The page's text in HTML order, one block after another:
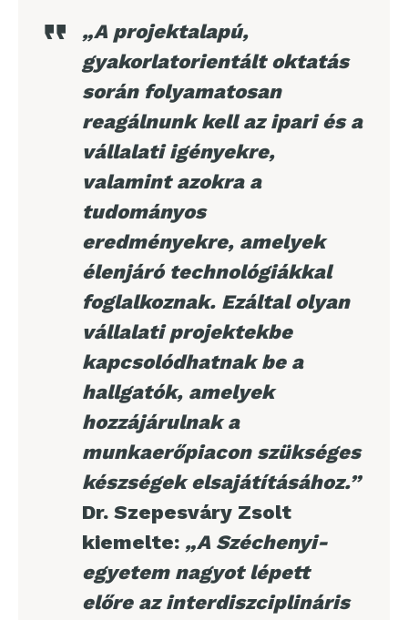
„A projektalapú,
gyakorlatorientált oktatás
során folyamatosan
reagálnunk kell az ipari és a
vállalati igényekre,
valamint azokra a
tudományos
eredményekre, amelyek
élenjáró technológiákkal
foglalkoznak. Ezáltal olyan
vállalati projektekbe
kapcsolódhatnak be a
hallgatók, amelyek
hozzájárulnak a
munkaerőpiacon szükséges
készségek elsajátításához.”
Dr. Szepesváry Zsolt
kiemelte: „A Széchenyi-
egyetem nagyot lépett
előre az interdiszciplináris